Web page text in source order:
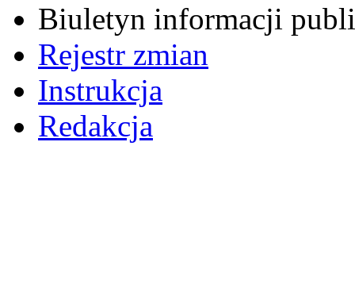
Biuletyn informacji
Rejestr zmian
Instrukcja
Redakcja